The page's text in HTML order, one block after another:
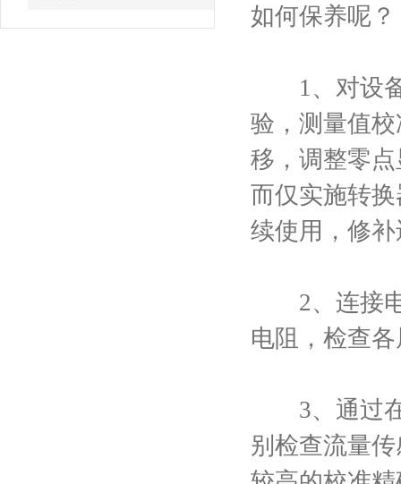
如何保养呢？
1、对设备
验，测量值
移，调整零
而仅实施转
续使用，修
2、连接电
电阻，检查
3、通过在
别检查流量